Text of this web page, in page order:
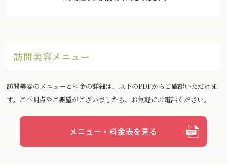
訪問美容メニュー
訪問美容のメニューと料金の詳細は、以下のPDFからご確認いただけま
す。ご不明点やご要望がございましたら、お気軽にお電話ください。
メニュー・料金表を見る